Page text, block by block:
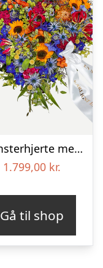
Blomsterhjerte med bånd – Et farverigt farvel
1.799,00 kr.
Gå til shop